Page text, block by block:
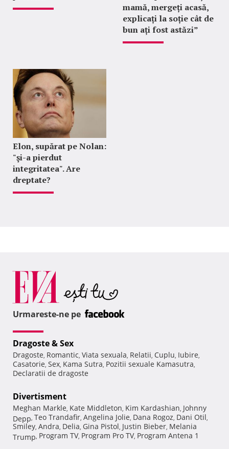
mamă, mergeți acasă,
explicați la soție cât de
bun ați fost astăzi”
Elon, supărat pe Nolan:
"şi-a pierdut
integritatea". Are
dreptate?
Urmareste-ne pe
Dragoste & Sex
Dragoste, Romantic, Viata sexuala, Relatii, Cuplu, Iubire,
Casatorie, Sex, Kama Sutra, Pozitii sexuale Kamasutra,
Declaratii de dragoste
Divertisment
Meghan Markle, Kate Middleton, Kim Kardashian, Johnny
Depp, Teo Trandafir, Angelina Jolie, Dana Rogoz, Dani Otil,
Smiley, Andra, Delia, Gina Pistol, Justin Bieber, Melania
Trump, Program TV, Program Pro TV, Program Antena 1